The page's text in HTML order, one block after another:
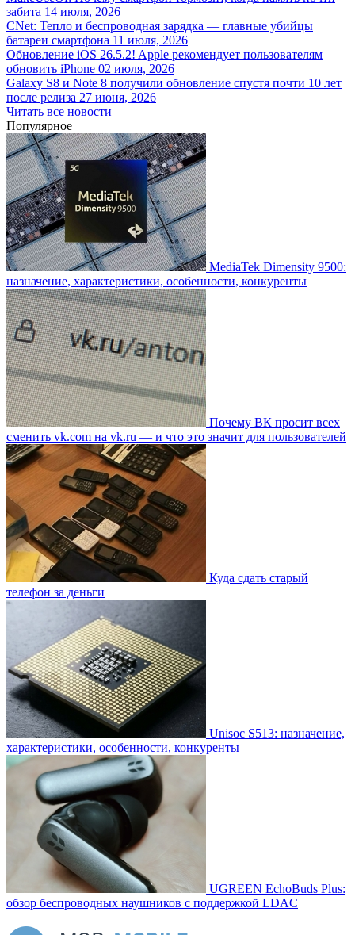
забита 14 июля, 2026
CNet: Тепло и беспроводная зарядка — главные убийцы
батареи смартфона 11 июля, 2026
Обновление iOS 26.5.2! Apple рекомендует пользователям
обновить iPhone 02 июля, 2026
Galaxy S8 и Note 8 получили обновление спустя почти 10 лет
после релиза 27 июня, 2026
Читать все новости
Популярное
MediaTek Dimensity 9500:
назначение, характеристики, особенности, конкуренты
Почему ВК просит всех
сменить vk.com на vk.ru — и что это значит для пользователей
Куда сдать старый
телефон за деньги
Unisoc S513: назначение,
характеристики, особенности, конкуренты
UGREEN EchoBuds Plus:
обзор беспроводных наушников с поддержкой LDAC